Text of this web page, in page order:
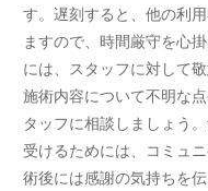
す。遅刻すると、他の利
ますので、時間厳守を心
には、スタッフに対して
施術内容について不明な
タッフに相談しましょう
受けるためには、コミュ
術後には感謝の気持ちを